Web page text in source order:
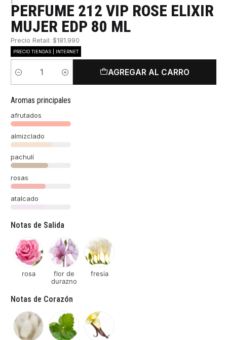
PERFUME 212 VIP ROSE ELIXIR
MUJER EDP 80 ML
Precio Retail: $181.990
PRECIO TIENDAS | INTERNET
Cantidad
AGREGAR AL CARRO
Aromas principales
afrutados
almizclado
pachulí
rosas
atalcado
Notas de Salida
rosa
flor de
durazno
fresia
Notas de Corazón